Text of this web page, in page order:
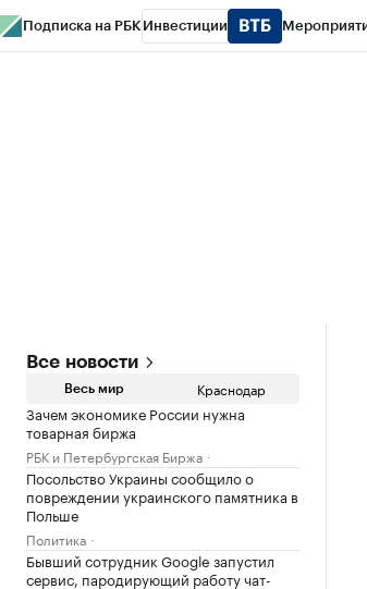
Подписка на РБК Инвестиции
Все новости
Весь мир Краснодар
Зачем экономике России нужна
товарная биржа
РБК и Петербургская Биржа
Посольство Украины сообщило о
повреждении украинского памятника в
Польше
Политика
Бывший сотрудник Google запустил
сервис, пародирующий работу чат-